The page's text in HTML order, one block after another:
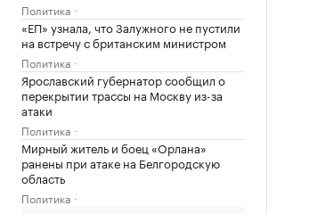
Политика
«ЕП» узнала, что Залужного не пустили
на встречу с британским министром
Политика
Ярославский губернатор сообщил о
перекрытии трассы на Москву из-за
атаки
Политика
Мирный житель и боец «Орлана»
ранены при атаке на Белгородскую
область
Политика